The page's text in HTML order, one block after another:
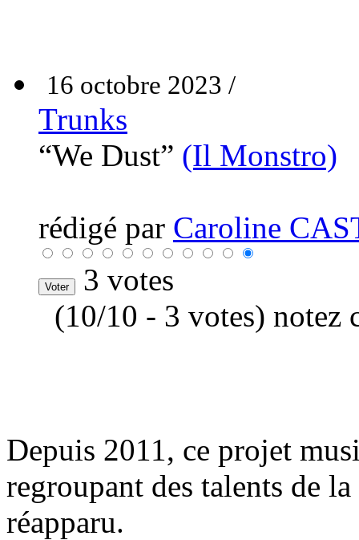
16 octobre 2023 /
Trunks
“We Dust” (Il Monstro)
rédigé par Caroline
3 votes
(10/10 - 3 votes) notez
Depuis 2011, ce projet
regroupant des talents de la
réapparu.